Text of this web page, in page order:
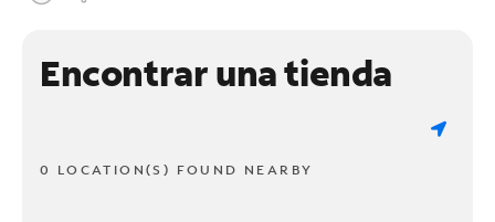
Encontrar una tienda
0 LOCATION(S) FOUND NEARBY